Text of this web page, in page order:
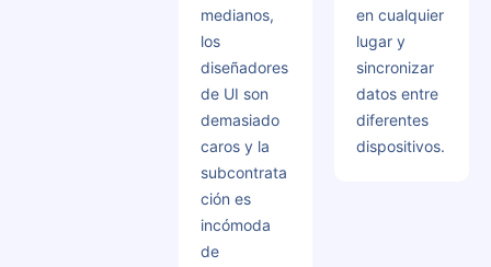
medianos,
los
diseñadores
de UI son
demasiado
caros y la
subcontrata
ción es
incómoda
de
en cualquier
lugar y
sincronizar
datos entre
diferentes
dispositivos.